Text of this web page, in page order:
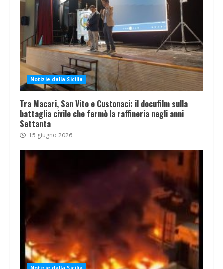
Notizie dalla Sicilia
Tra Macari, San Vito e Custonaci: il docufilm sulla
battaglia civile che fermò la raffineria negli anni
Settanta
15 giugno 2026
Notizie dalla Sicilia